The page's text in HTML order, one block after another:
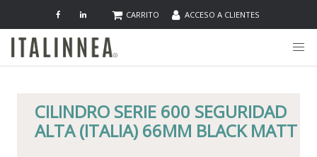
CARRITO ACCESO A CLIENTES
CILINDRO SERIE 600 SEGURIDAD
ALTA (ITALIA) 66MM BLACK MATT